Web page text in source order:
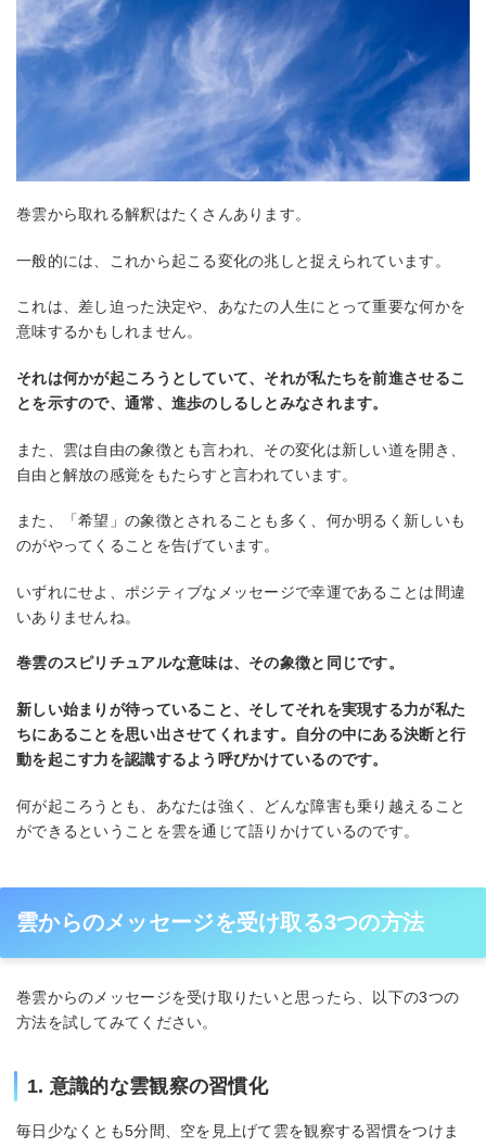
巻雲から取れる解釈はたくさんあります。
一般的には、これから起こる変化の兆しと捉えられています。
これは、差し迫った決定や、あなたの人生にとって重要な何かを
意味するかもしれません。
それは何かが起ころうとしていて、それが私たちを前進させるこ
とを示すので、通常、進歩のしるしとみなされます。
また、雲は自由の象徴とも言われ、その変化は新しい道を開き、
自由と解放の感覚をもたらすと言われています。
また、「希望」の象徴とされることも多く、何か明るく新しいも
のがやってくることを告げています。
いずれにせよ、ポジティブなメッセージで幸運であることは間違
いありませんね。
巻雲のスピリチュアルな意味は、その象徴と同じです。
新しい始まりが待っていること、そしてそれを実現する力が私た
ちにあることを思い出させてくれます。自分の中にある決断と行
動を起こす力を認識するよう呼びかけているのです。
何が起ころうとも、あなたは強く、どんな障害も乗り越えること
ができるということを雲を通じて語りかけているのです。
雲からのメッセージを受け取る3つの方法
巻雲からのメッセージを受け取りたいと思ったら、以下の3つの
方法を試してみてください。
1. 意識的な雲観察の習慣化
毎日少なくとも5分間、空を見上げて雲を観察する習慣をつけま